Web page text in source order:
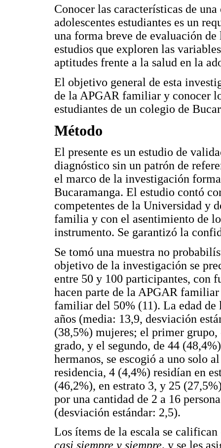
Conocer las características de
adolescentes estudiantes es un
una forma breve de evaluación
estudios que exploren las
aptitudes frente a la salud en la
El objetivo general de esta
de la APGAR familiar y conocer
estudiantes de un colegio de
Método
El presente es un estudio de
diagnóstico sin un patrón de
el marco de la investigación
Bucaramanga. El estudio contó
competentes de la Universidad y
familia y con el asentimiento de
instrumento. Se garantizó la
Se tomó una muestra no
objetivo de la investigación se
entre 50 y 100 participantes, con
hacen parte de la APGAR
familiar del 50% (11). La edad de
años (media: 13,9, desviación
(38,5%) mujeres; el primer grupo,
grado, y el segundo, de 44
hermanos, se escogió a uno solo
residencia, 4 (4,4%) residían en
(46,2%), en estrato 3, y 25
por una cantidad de 2 a 16
(desviación estándar: 2,5).
Los ítems de la escala se
casi siempre y siempre, y se les